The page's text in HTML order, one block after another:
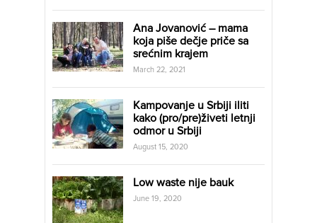
Ana Jovanović – mama
koja piše dečje priče sa
srećnim krajem
March 22, 2021
Kampovanje u Srbiji iliti
kako (pro/pre)živeti letnji
odmor u Srbiji
August 15, 2020
Low waste nije bauk
June 19, 2020